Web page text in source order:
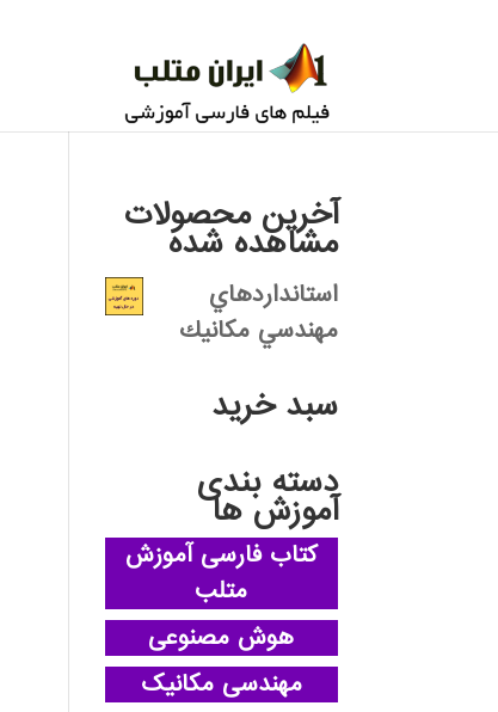
آخرین محصولات
مشاهده شده
استانداردهاي
مهندسي مكانيك
سبد خرید
دسته بندی
آموزش ها
کتاب فارسی آموزش
متلب
هوش مصنوعی
مهندسی مکانیک